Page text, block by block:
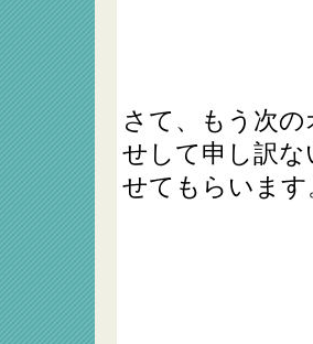
さて、もう次
せして申し訳
せてもらいます